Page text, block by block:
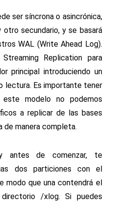
ser síncrona o asincrónica,
secundario, y se basará
WAL (Write Ahead Log).
Replication para
principal introduciendo un
lectura. Es importante tener
modelo no podemos
a replicar de las bases
de manera completa.
antes de comenzar, te
dos particiones con el
modo que una contendrá el
/xlog. Si puedes